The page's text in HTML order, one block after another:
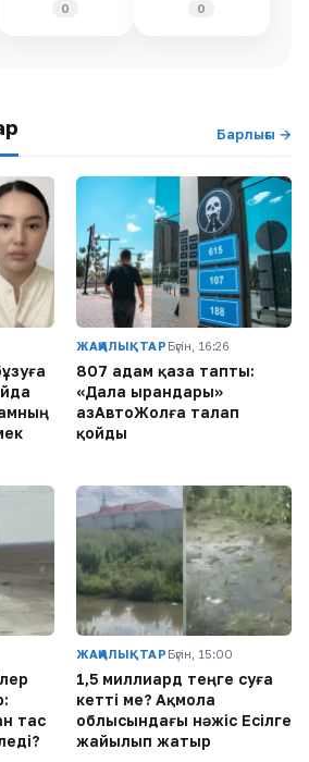
0 0
Барлығы →
ЖАҢАЛЫҚТАР Бүгін, 16:26
807 адам қаза тапты:
«Дала Қырандары»
ҚазАвтоЖолға талап
қойды
тас
ЖАҢАЛЫҚТАР Бүгін, 15:00
1,5 миллиард теңге суға
кетті ме? Ақмола
облысындағы нәжіс Есілге
жайылып жатыр